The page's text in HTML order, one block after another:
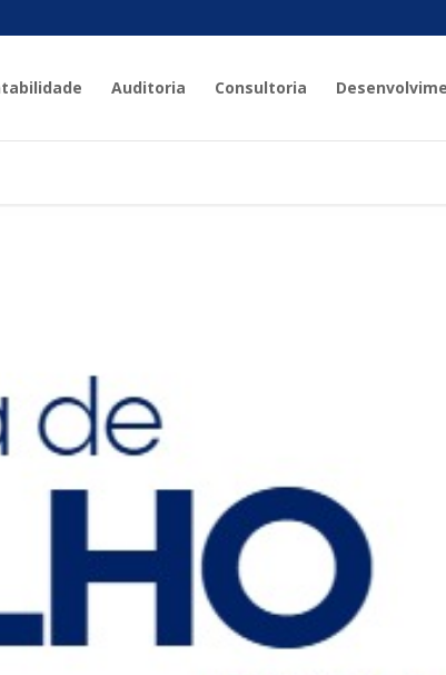
Auditoria Consultoria